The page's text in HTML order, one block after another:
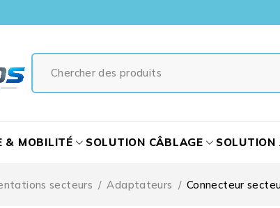
& MOBILITÉ SOLUTION CÂBLAGE SOLUTION
secteurs / Adaptateurs / Connecteur